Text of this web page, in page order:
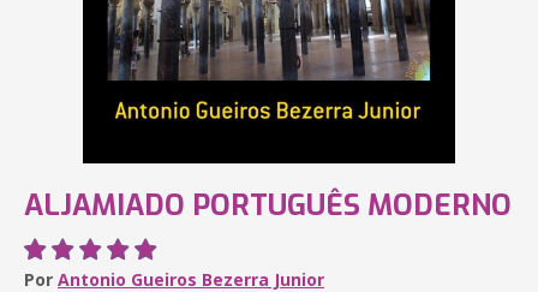
ALJAMIADO PORTUGUÊS MODERNO
Por Antonio Gueiros Bezerra Junior